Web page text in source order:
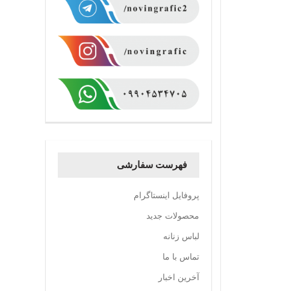
فهرست سفارشی
پروفایل اینستاگرام
محصولات جدید
لباس زنانه
تماس با ما
آخرین اخبار